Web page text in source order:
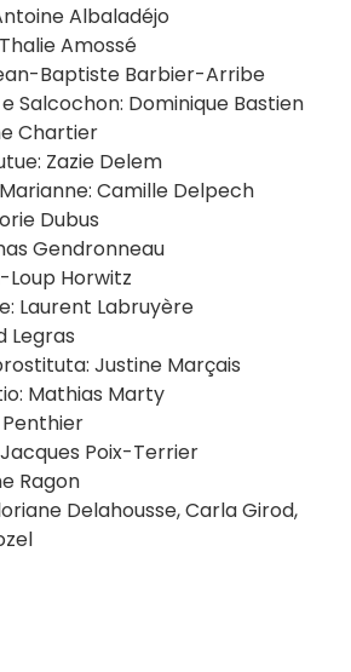
Albaladéjo
Amossé
Baptiste Barbier-Arribe
Salcochon: Dominique Bastien
Chartier
Zazie Delem
Camille Delpech
Dubus
Gendronneau
Loup Horwitz
Laurent Labruyère
Legras
Justine Marçais
Mathias Marty
Poix-Terrier
Ragon
Delahousse, Carla Girod,